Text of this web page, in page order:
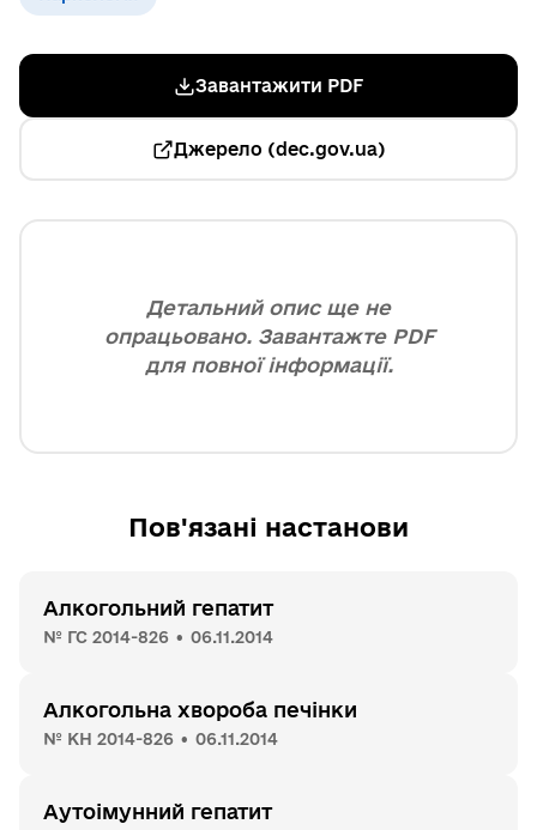
Завантажити PDF
Джерело (dec.gov.ua)
Детальний опис ще не
опрацьовано. Завантажте PDF
для повної інформації.
Пов'язані настанови
Алкогольний гепатит
№ ГС 2014-826 • 06.11.2014
Алкогольна хвороба печінки
№ КН 2014-826 • 06.11.2014
Аутоімунний гепатит